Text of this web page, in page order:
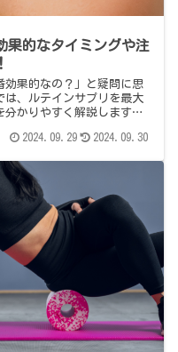
果的なタイミングや注
効果的なの？」と疑問に思
は、ルテインサプリを最大
分かりやすく解説します。
2024.09.29 2024.09.30